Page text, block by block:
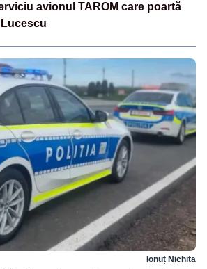
avionul TAROM care poartă
Ionuț Nichita